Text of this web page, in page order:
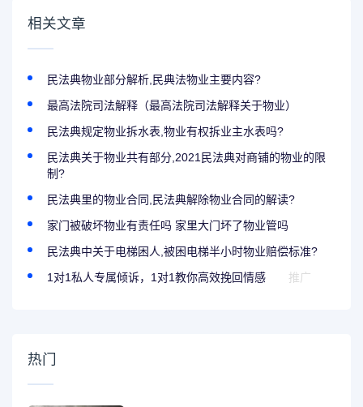
相关文章
民法典物业部分解析,民典法物业主要内容?
最高法院司法解释（最高法院司法解释关于物业）
民法典规定物业拆水表,物业有权拆业主水表吗?
民法典关于物业共有部分,2021民法典对商铺的物业的限
制?
民法典里的物业合同,民法典解除物业合同的解读?
家门被破坏物业有责任吗 家里大门坏了物业管吗
民法典中关于电梯困人,被困电梯半小时物业赔偿标准?
1对1私人专属倾诉，1对1教你高效挽回情感
推广
热门